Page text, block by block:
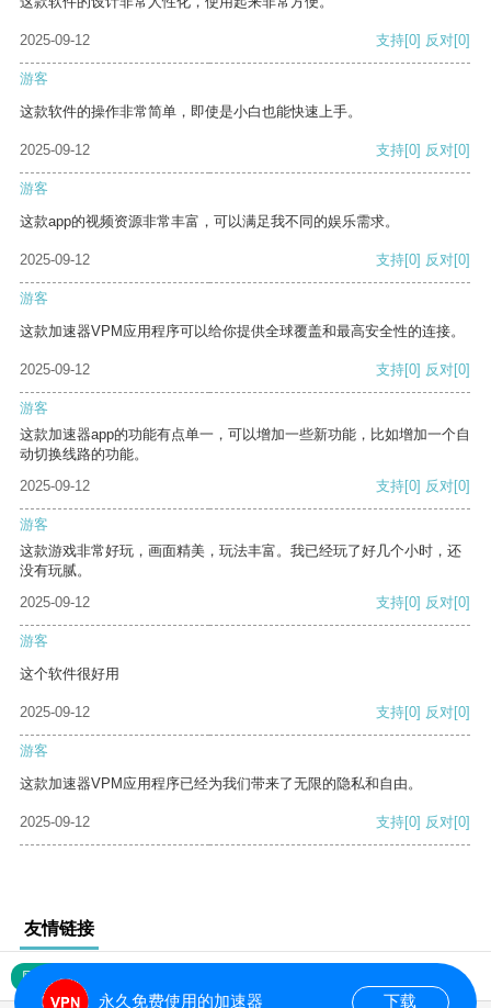
2025-09-12 支持[0] 反对[0]
游客
这款软件的操作非常简单，即使是小白也能快速上手。
2025-09-12 支持[0] 反对[0]
游客
这款app的视频资源非常丰富，可以满足我不同的娱乐需求。
2025-09-12 支持[0] 反对[0]
游客
这款加速器VPM应用程序可以给你提供全球覆盖和最高安全性的连接。
2025-09-12 支持[0] 反对[0]
游客
这款加速器app的功能有点单一，可以增加一些新功能，比如增加一个自
动切换线路的功能。
2025-09-12
支持[0] 反对[0]
游客
这款游戏非常好玩，画面精美，玩法丰富。我已经玩了好几个小时，还
没有玩腻。
2025-09-12
支持[0] 反对[0]
游客
这个软件很好用
2025-09-12 支持[0] 反对[0]
游客
这款加速器VPM应用程序已经为我们带来了无限的隐私和自由。
2025-09-12 支持[0] 反对[0]
友情链接
网站地图
永久免费使用的加速器 下载